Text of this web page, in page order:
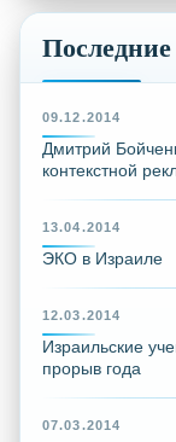
Последние
09.12.2014
Дмитрий
контекстной
13.04.2014
ЭКО в Израиле
12.03.2014
Израильские
прорыв года
07.03.2014